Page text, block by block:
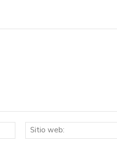
Correo
electrónico:*